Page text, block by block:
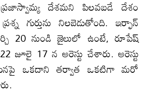
దేశమని పిలవబడే దేశం
గుర్తును నిలబెడుతోంది. ఇర్ఫాన్
20 నుండి జైలులో ఉంటే, రూపేష్
జూలై 17 న అరెస్టు చేశారు. అరెస్టు
ఒకదాని తర్వాత ఒకటిగా మరో